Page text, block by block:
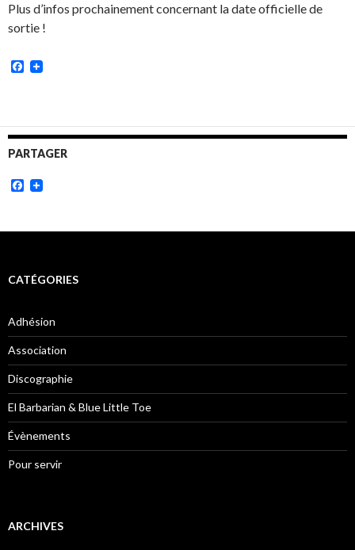
Plus d’infos prochainement concernant la date officielle de
sortie !
Facebook
PARTAGER
Facebook
CATÉGORIES
Adhésion
Association
Discographie
El Barbarian & Blue Little Toe
Évènements
Pour servir
ARCHIVES